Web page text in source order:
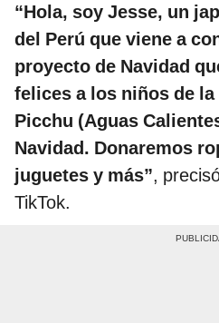
“Hola, soy Jesse, un
del Perú que viene a
proyecto de Navidad
felices a los niños de
Picchu (Aguas
Navidad. Donaremos
juguetes y más”,
TikTok.